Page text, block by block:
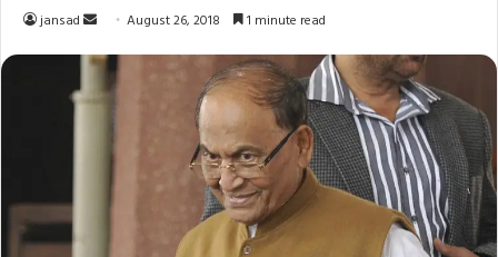
jansad
Send
email
August 26, 2018 1 minute read